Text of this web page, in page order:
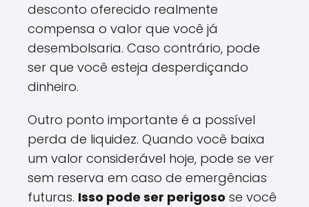
desconto oferecido realmente
compensa o valor que você já
desembolsaria. Caso contrário, pode
ser que você esteja desperdiçando
dinheiro.
Outro ponto importante é a possível
perda de liquidez. Quando você baixa
um valor considerável hoje, pode se ver
sem reserva em caso de emergências
futuras. Isso pode ser perigoso se você